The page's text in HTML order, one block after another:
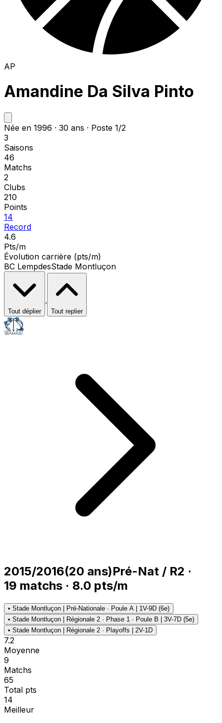
AP
Amandine Da Silva Pinto
Née en 1996 · 30 ans · Poste 1/2
3
Saisons
46
Matchs
2
Clubs
210
Points
14
Record
4.6
Pts/m
Évolution carrière (pts/m)
BC LempdesStade Montluçon
Tout déplier
·
Tout replier
2015/2016(20 ans)Pré-Nat / R2 ·
19 matchs · 8.0 pts/m
• Stade Montluçon | Pré-Nationale · Poule A | 1V-9D (6e)
• Stade Montluçon | Régionale 2 · Phase 1 · Poule B | 3V-7D (5e)
• Stade Montluçon | Régionale 2 · Playoffs | 2V-1D
7.2
Moyenne
9
Matchs
65
Total pts
14
Meilleur